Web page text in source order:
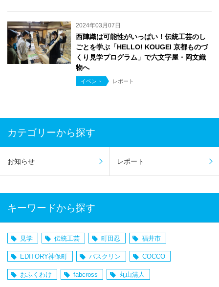
2024年03月07日
西陣織は可能性がいっぱい！伝統工芸のし
ごとを学ぶ「HELLO! KOUGEI 京都ものづ
くり見学プログラム」で六文字屋・岡文織
物へ
イベント レポート
カテゴリーから探す
お知らせ レポート
キーワードから探す
見学 伝統工芸 町田忍 福井市
EDITORY神保町 バスクリン COCCO
おふくわけ fabcross 丸山清人